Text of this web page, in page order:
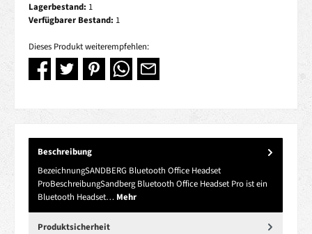
Lagerbestand: 1
Verfügbarer Bestand: 1
Dieses Produkt weiterempfehlen:
Beschreibung
BezeichnungSANDBERG Bluetooth Office Headset
ProBeschreibungSandberg Bluetooth Office Headset Pro ist ein
Bluetooth Headset… Mehr
Produktsicherheit